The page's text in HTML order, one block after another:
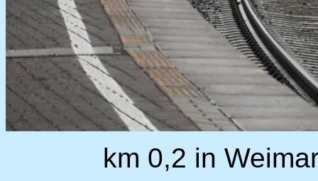
km 0,2 in